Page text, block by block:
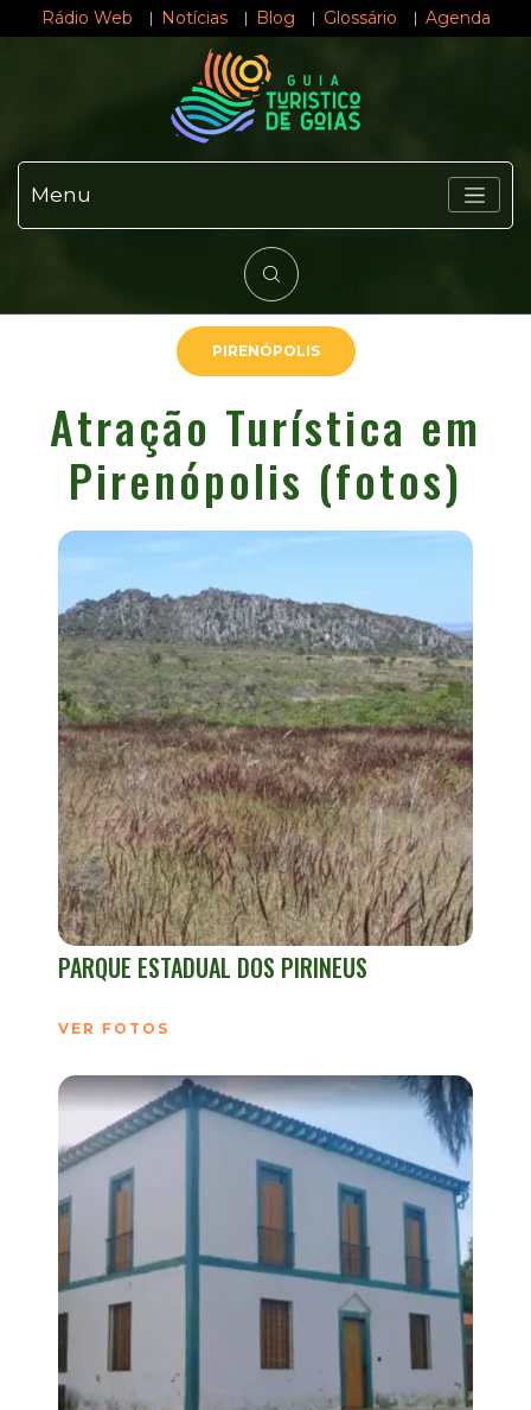
Rádio Web Notícias Blog Glossário Agenda
Menu
PIRENÓPOLIS
Atração Turística em
Pirenópolis (fotos)
PARQUE ESTADUAL DOS PIRINEUS
VER FOTOS